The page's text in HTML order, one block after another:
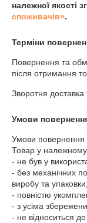
належної якості
споживачів».
Терміни
Повернення та
після отримання
Зворотня доставка
Умови
Умови повернення
Товар у
- не був у
- без механічних
виробу та упаковки;
- повністю
- з усіма
- не відноситься